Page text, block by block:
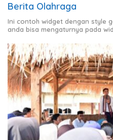
Berita Olahraga
Ini contoh widget dengan style
anda bisa mengaturnya pada